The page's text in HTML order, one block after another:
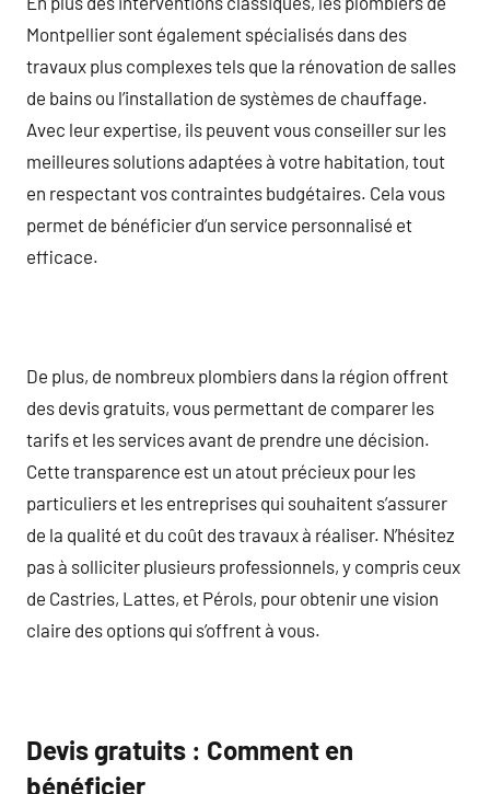
Montpellier sont également spécialisés dans des
travaux plus complexes tels que la rénovation de salles
de bains ou l’installation de systèmes de chauffage.
Avec leur expertise, ils peuvent vous conseiller sur les
meilleures solutions adaptées à votre habitation, tout
en respectant vos contraintes budgétaires. Cela vous
permet de bénéficier d’un service personnalisé et
efficace.
De plus, de nombreux plombiers dans la région offrent
des devis gratuits, vous permettant de comparer les
tarifs et les services avant de prendre une décision.
Cette transparence est un atout précieux pour les
particuliers et les entreprises qui souhaitent s’assurer
de la qualité et du coût des travaux à réaliser. N’hésitez
pas à solliciter plusieurs professionnels, y compris ceux
de Castries, Lattes, et Pérols, pour obtenir une vision
claire des options qui s’offrent à vous.
Devis gratuits : Comment en
bénéficier